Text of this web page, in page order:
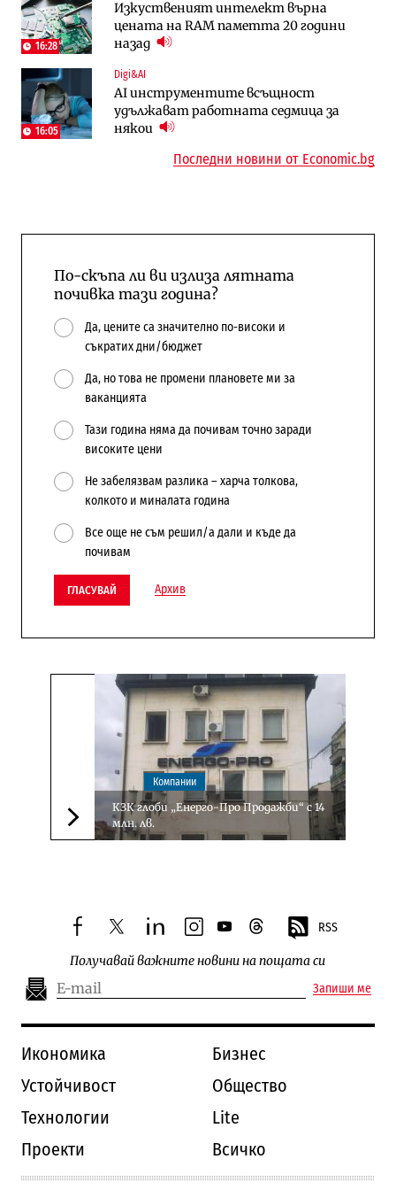
16:28
Изкуственият интелект върна
цената на RAM паметта 20 години
назад
16:05
Digi&AI
AI инструментите всъщност
удължават работната седмица за
някои
медии обмислят да се откажат
напълно от Google
Пазарът на труда продължава да се
охлажда, а три сектора го дърпат
надолу
за износ на дизел и керосин
Интервю | Истинската иновация идва
от решаването на реални проблеми на
потребителите
Последни новини от Economic.bg
По-скъпа ли ви излиза лятната
почивка тази година?
Да, цените са значително по-високи и
съкратих дни/бюджет
Да, но това не промени плановете ми за
ваканцията
Тази година няма да почивам точно заради
високите цени
Не забелязвам разлика – харча толкова,
колкото и миналата година
Все още не съм решил/а дали и къде да
почивам
ГЛАСУВАЙ Архив
Следваща новина
Компании
КЗК глоби „Енерго-Про Продажби“ с 14
млн. лв.
facebooktwitterlinkedininstagram
youtubethreads RSS
Получавай важните новини на пощата си
Запиши ме
Икономика
Бизнес
Устойчивост
Общество
Технологии
Lite
Проекти
Всичко